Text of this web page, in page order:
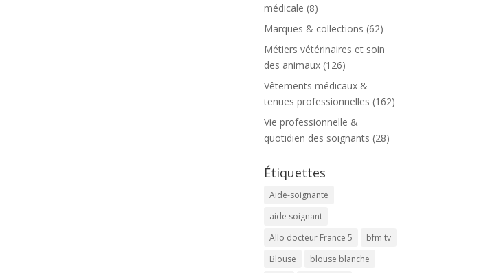
médicale (8)
Marques & collections (62)
Métiers vétérinaires et soin
des animaux (126)
Vêtements médicaux &
tenues professionnelles (162)
Vie professionnelle &
quotidien des soignants (28)
Étiquettes
Aide-soignante
aide soignant
Allo docteur France 5
bfm tv
Blouse
blouse blanche